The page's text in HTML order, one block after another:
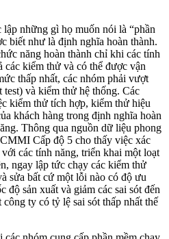
những gì họ muốn nói là “phần
biết như là định nghĩa hoàn thành.
năng hoàn thành chỉ khi các tính
các kiểm thử và có thể được vận
thấp nhất, các nhóm phải vượt
và kiểm thử hệ thống. Các
kiểm thử tích hợp, kiểm thử hiệu
khách hàng trong định nghĩa hoàn
Thông qua nguồn dữ liệu phong
Cấp độ 5 cho thấy việc xác
các tính năng, triển khai một loạt
ngay lập tức chạy các kiểm thử
sửa bất cứ một lỗi nào có độ ưu
độ sản xuất và giảm các sai sót đến
ty có tỷ lệ sai sót thấp nhất thế